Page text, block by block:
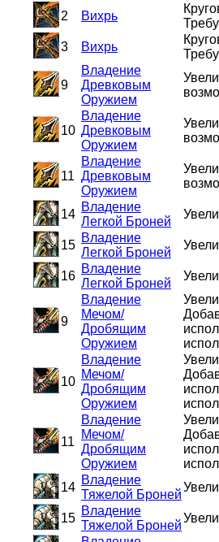
2 Вихрь
3 Вихрь
9
Владение
Древковым
Оружием
10
Владение
Древковым
Оружием
11
Владение
Древковым
Оружием
14
Владение
Легкой Броней
15
Владение
Легкой Броней
16
Владение
Легкой Броней
9
Владение
Мечом/
Дробящим
Оружием
10
Владение
Мечом/
Дробящим
Оружием
11
Владение
Мечом/
Дробящим
Оружием
14
Владение
Тяжелой Броней
15
Владение
Тяжелой Броней